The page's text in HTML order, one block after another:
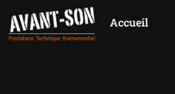
Accueil